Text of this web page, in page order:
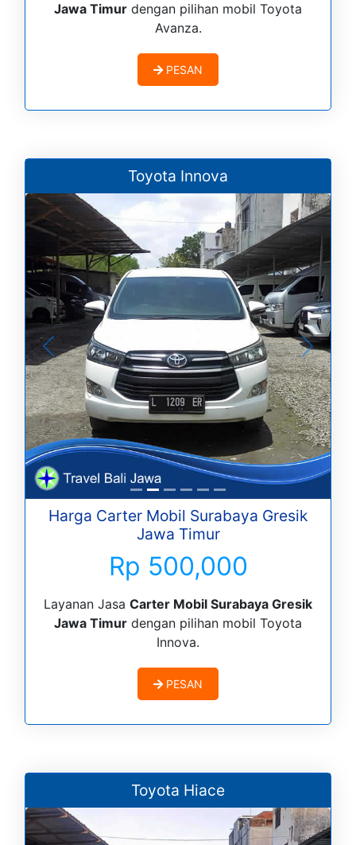
Jawa Timur dengan pilihan mobil Toyota
Avanza.
PESAN
Toyota Innova
Harga Carter Mobil Surabaya Gresik
Jawa Timur
Rp 500,000
Layanan Jasa Carter Mobil Surabaya Gresik
Jawa Timur dengan pilihan mobil Toyota
Innova.
PESAN
Toyota Hiace